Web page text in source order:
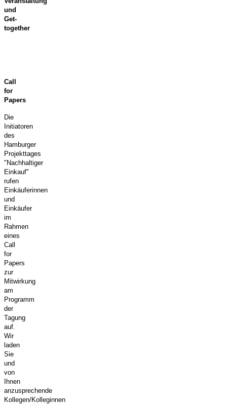
und
Get-
together
Call
for
Papers
Die
Initiatoren
des
Hamburger
Projekttages
"Nachhaltiger
Einkauf"
rufen
Einkäuferinnen
und
Einkäufer
im
Rahmen
eines
Call
for
Papers
zur
Mitwirkung
am
Programm
der
Tagung
auf.
Wir
laden
Sie
und
von
Ihnen
anzusprechende
Kollegen/Kolleginnen